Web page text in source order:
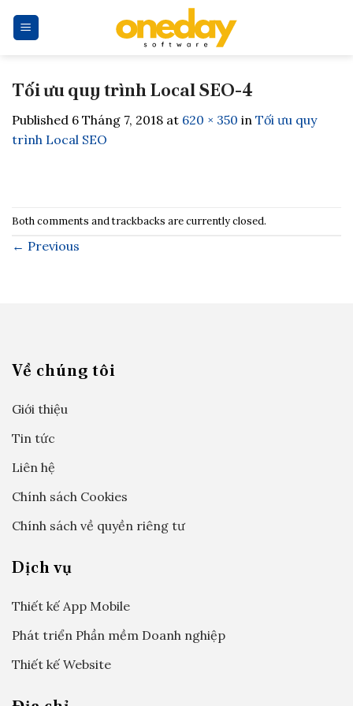
Tối ưu quy trình Local SEO-4
Published 6 Tháng 7, 2018 at 620 × 350 in Tối ưu quy
trình Local SEO
Both comments and trackbacks are currently closed.
← Previous
Về chúng tôi
Giới thiệu
Tin tức
Liên hệ
Chính sách Cookies
Chính sách về quyền riêng tư
Dịch vụ
Thiết kế App Mobile
Phát triển Phần mềm Doanh nghiệp
Thiết kế Website